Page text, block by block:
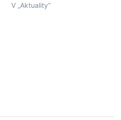
V „Aktuality“